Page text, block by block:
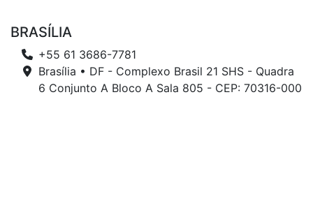
BRASÍLIA
+55 61 3686-7781
Brasília • DF - Complexo Brasil 21 SHS - Quadra
6 Conjunto A Bloco A Sala 805 - CEP: 70316-000